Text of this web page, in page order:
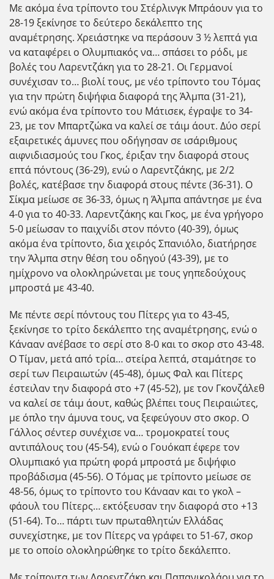
Με ακόμα ένα τρίποντο του Στέρλινγκ Μπράουν για το
28-19 ξεκίνησε το δεύτερο δεκάλεπτο της
αναμέτρησης. Χρειάστηκε να περάσουν 3 ½ λεπτά για
να καταφέρει ο Ολυμπιακός να… σπάσει το ρόδι, με
βολές του Λαρεντζάκη για το 28-21. Οι Γερμανοί
συνέχισαν το… βιολί τους, με νέο τρίποντο του Τόμας
για την πρώτη διψήφια διαφορά της Άλμπα (31-21),
ενώ ακόμα ένα τρίποντο του Μάτισεκ, έγραψε το 34-
23, με τον Μπαρτζώκα να καλεί σε τάιμ άουτ. Δύο σερί
εξαιρετικές άμυνες που οδήγησαν σε ισάριθμους
αιφνιδιασμούς του Γκος, έριξαν την διαφορά στους
επτά πόντους (36-29), ενώ ο Λαρεντζάκης, με 2/2
βολές, κατέβασε την διαφορά στους πέντε (36-31). Ο
Σίκμα μείωσε σε 36-33, όμως η Άλμπα απάντησε με ένα
4-0 για το 40-33. Λαρεντζάκης και Γκος, με ένα γρήγορο
5-0 μείωσαν το παιχνίδι στον πόντο (40-39), όμως
ακόμα ένα τρίποντο, δια χειρός Σπανιόλο, διατήρησε
την Άλμπα στην θέση του οδηγού (43-39), με το
ημίχρονο να ολοκληρώνεται με τους γηπεδούχους
μπροστά με 43-40.
Με πέντε σερί πόντους του Πίτερς για το 43-45,
ξεκίνησε το τρίτο δεκάλεπτο της αναμέτρησης, ενώ ο
Κάνααν ανέβασε το σερί στο 8-0 και το σκορ στο 43-48.
Ο Τίμαν, μετά από τρία… στείρα λεπτά, σταμάτησε το
σερί των Πειραιωτών (45-48), όμως Φαλ και Πίτερς
έστειλαν την διαφορά στο +7 (45-52), με τον Γκονζάλεθ
να καλεί σε τάιμ άουτ, καθώς βλέπει τους Πειραιώτες,
με όπλο την άμυνα τους, να ξεφεύγουν στο σκορ. Ο
Γάλλος σέντερ συνέχισε να… τρομοκρατεί τους
αντιπάλους του (45-54), ενώ ο Γουόκαπ έφερε τον
Ολυμπιακό για πρώτη φορά μπροστά με διψήφιο
προβάδισμα (45-56). Ο Τόμας με τρίποντο μείωσε σε
48-56, όμως το τρίποντο του Κάνααν και το γκολ –
φάουλ του Πίτερς… εκτόξευσαν την διαφορά στο +13
(51-64). Το… πάρτι των πρωταθλητών Ελλάδας
συνεχίστηκε, με τον Πίτερς να γράφει το 51-67, σκορ
με το οποίο ολοκληρώθηκε το τρίτο δεκάλεπτο.